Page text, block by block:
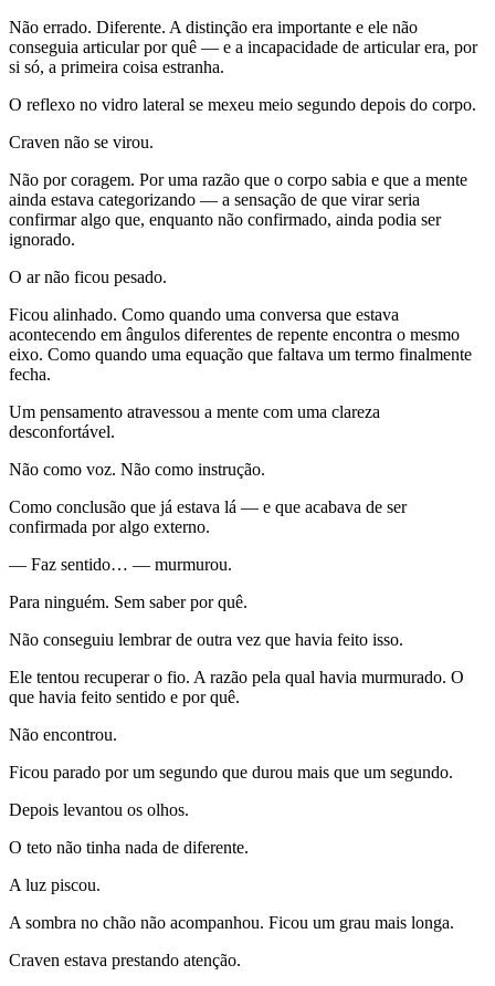
Não errado. Diferente. A distinção era importante e ele não
conseguia articular por quê — e a incapacidade de articular era, por
si só, a primeira coisa estranha.
O reflexo no vidro lateral se mexeu meio segundo depois do corpo.
Craven não se virou.
Não por coragem. Por uma razão que o corpo sabia e que a mente
ainda estava categorizando — a sensação de que virar seria
confirmar algo que, enquanto não confirmado, ainda podia ser
ignorado.
O ar não ficou pesado.
Ficou alinhado. Como quando uma conversa que estava
acontecendo em ângulos diferentes de repente encontra o mesmo
eixo. Como quando uma equação que faltava um termo finalmente
fecha.
Um pensamento atravessou a mente com uma clareza
desconfortável.
Não como voz. Não como instrução.
Como conclusão que já estava lá — e que acabava de ser
confirmada por algo externo.
— Faz sentido… — murmurou.
Para ninguém. Sem saber por quê.
Não conseguiu lembrar de outra vez que havia feito isso.
Ele tentou recuperar o fio. A razão pela qual havia murmurado. O
que havia feito sentido e por quê.
Não encontrou.
Ficou parado por um segundo que durou mais que um segundo.
Depois levantou os olhos.
O teto não tinha nada de diferente.
A luz piscou.
A sombra no chão não acompanhou. Ficou um grau mais longa.
Craven estava prestando atenção.